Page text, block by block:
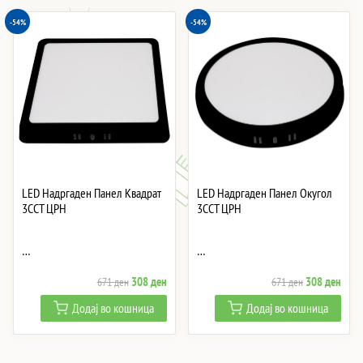
-54%
LED Надргаден Панел Квадрат
3CCT ЦРН
…
671ден Original
price
was:
671 ден.
308денCurrent
price
is:
308 ден.
Додај во кошница
-54%
LED Надргаден Панел Окугол
3CCT ЦРН
…
671ден Original
price
was:
671 ден.
308ден
price
is:
308
Додај во кошница